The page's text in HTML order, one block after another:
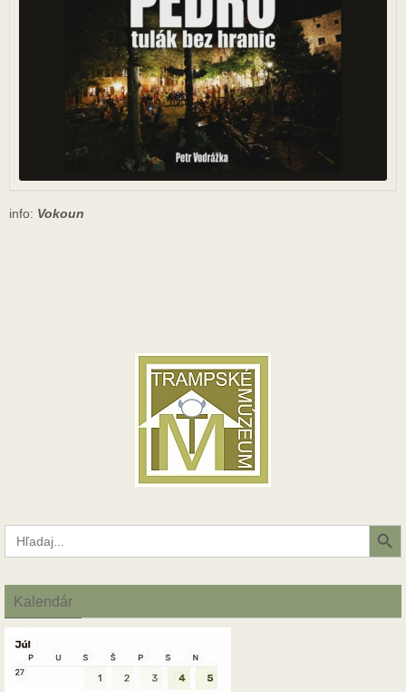
info: Vokoun
Search
for:
Search Button
Kalendár